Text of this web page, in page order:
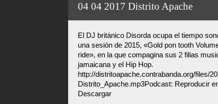
04 04 2017 Distrito Apache
El DJ británico Disorda ocupa el tiempo
una sesión de 2015, «Gold pon tooth
ride», en la que compagina sus 2 filias
jamaicana y el Hip Hop.
http://distritoapache.contrabanda.org/files/
Distrito_Apache.mp3Podcast: Reproducir
Descargar